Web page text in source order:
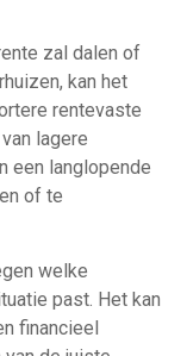
zal dalen of
kan het
rentevaste
lagere
een langlopende
of te
welke
past. Het kan
financieel